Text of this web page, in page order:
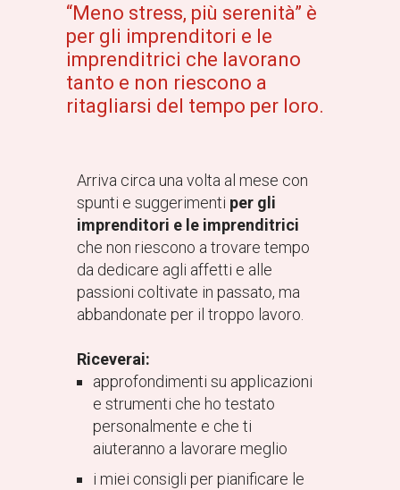
“Meno stress, più serenità” è
per gli imprenditori e le
imprenditrici che lavorano
tanto e non riescono a
ritagliarsi del tempo per loro.
Arriva circa una volta al mese con
spunti e suggerimenti per gli
imprenditori e le imprenditrici
che non riescono a trovare tempo
da dedicare agli affetti e alle
passioni coltivate in passato, ma
abbandonate per il troppo lavoro.
Riceverai:
approfondimenti su applicazioni
e strumenti che ho testato
personalmente e che ti
aiuteranno a lavorare meglio
i miei consigli per pianificare le